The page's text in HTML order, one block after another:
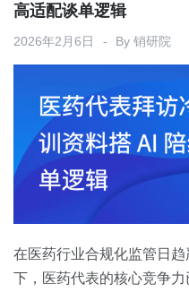
产品集成
按行业
消费医疗
教育
房地产
客户案例
定价
资源中心
关于我们
高适配谈单逻辑
2026年2月6日 By 销研院
在医药行业合规化监管日
下，医药代表的核心竞争力